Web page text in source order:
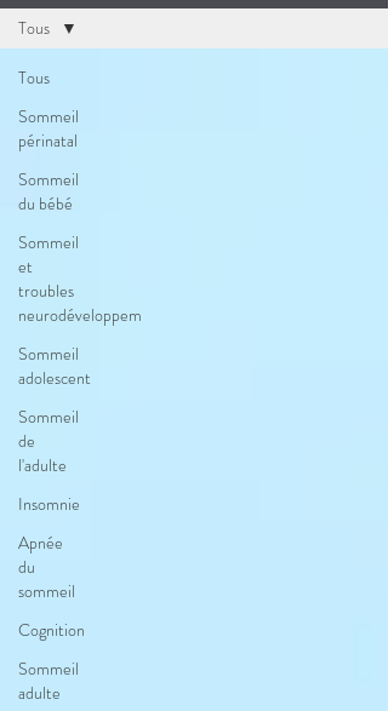
Tous
Sommeil
périnatal
Sommeil
du bébé
Sommeil
et
troubles
neurodéveloppem
Sommeil
adolescent
Sommeil
de
l'adulte
Insomnie
Apnée
du
sommeil
Cognition
Sommeil
adulte
Tous